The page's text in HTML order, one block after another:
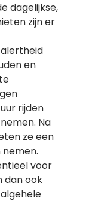
dagelijkse,
zijn er
en
rijden
Na
ze een
voor
dan ook